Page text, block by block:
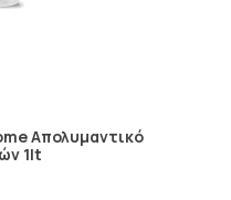
Απολυμαντικό
1lt